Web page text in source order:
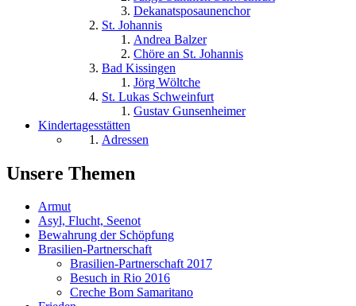
Dekanatsposaunenchor
St. Johannis
Andrea Balzer
Chöre an St. Johannis
Bad Kissingen
Jörg Wöltche
St. Lukas Schweinfurt
Gustav Gunsenheimer
Kindertagesstätten
Adressen
Unsere Themen
Armut
Asyl, Flucht, Seenot
Bewahrung der Schöpfung
Brasilien-Partnerschaft
Brasilien-Partnerschaft 2017
Besuch in Rio 2016
Creche Bom Samaritano